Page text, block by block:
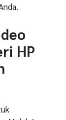
HP